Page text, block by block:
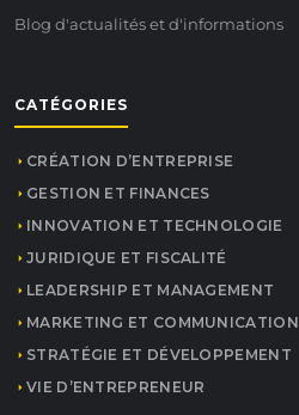
Blog d'actualités et d'informations
CATÉGORIES
CRÉATION D’ENTREPRISE
GESTION ET FINANCES
INNOVATION ET TECHNOLOGIE
JURIDIQUE ET FISCALITÉ
LEADERSHIP ET MANAGEMENT
MARKETING ET COMMUNICATION
STRATÉGIE ET DÉVELOPPEMENT
VIE D’ENTREPRENEUR